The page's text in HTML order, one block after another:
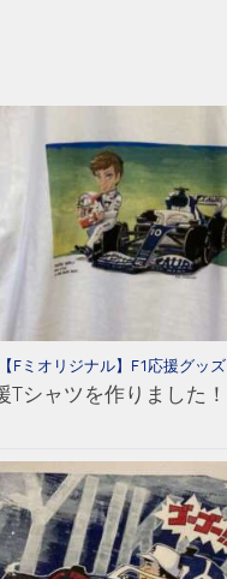
【Fミオリジナル】F1応援グッズ
Tシャツを作りました！